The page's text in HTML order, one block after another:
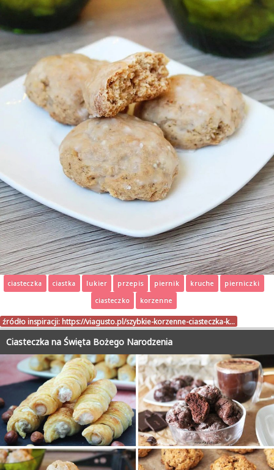
ciasteczka ciastka lukier przepis piernik kruche
pierniczki
ciasteczko
korzenne
źródło inspiracji: https://viagusto.pl/szybkie-korzenne-ciasteczka-k…
Ciasteczka na Święta Bożego Narodzenia